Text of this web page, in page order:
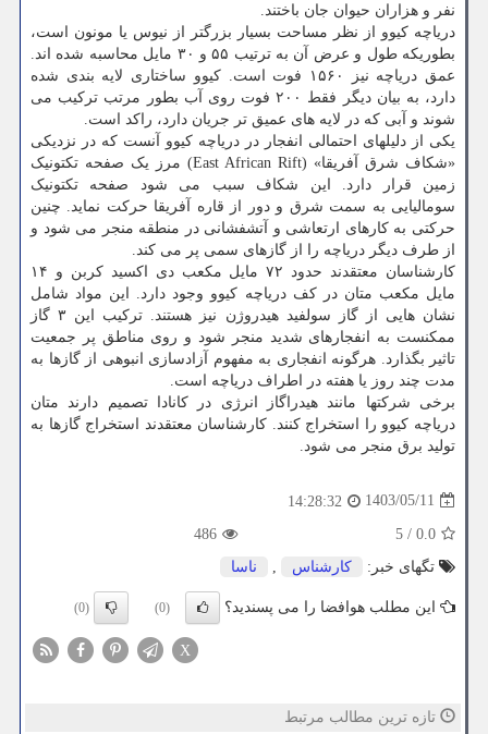
نفر و هزاران حیوان جان باختند.
دریاچه کیوو از نظر مساحت بسیار بزرگتر از نیوس یا مونون است،
بطوریکه طول و عرض آن به ترتیب ۵۵ و ۳۰ مایل محاسبه شده اند.
عمق دریاچه نیز ۱۵۶۰ فوت است. کیوو ساختاری لایه بندی شده
دارد، به بیان دیگر فقط ۲۰۰ فوت روی آب بطور مرتب ترکیب می
شوند و آبی که در لایه های عمیق تر جریان دارد، راکد است.
یکی از دلیلهای احتمالی انفجار در دریاچه کیوو آنست که در نزدیکی
«شکاف شرق آفریقا» (East African Rift) مرز یک صفحه تکتونیک
زمین قرار دارد. این شکاف سبب می شود صفحه تکتونیک
سومالیایی به سمت شرق و دور از قاره آفریقا حرکت نماید. چنین
حرکتی به کارهای ارتعاشی و آتشفشانی در منطقه منجر می شود و
از طرف دیگر دریاچه را از گازهای سمی پر می کند.
کارشناسان معتقدند حدود ۷۲ مایل مکعب دی اکسید کربن و ۱۴
مایل مکعب متان در کف دریاچه کیوو وجود دارد. این مواد شامل
نشان هایی از گاز سولفید هیدروژن نیز هستند. ترکیب این ۳ گاز
ممکنست به انفجارهای شدید منجر شود و روی مناطق پر جمعیت
تاثیر بگذارد. هرگونه انفجاری به مفهوم آزادسازی انبوهی از گازها به
مدت چند روز یا هفته در اطراف دریاچه است.
برخی شرکتها مانند هیدراگاز انرژی در کانادا تصمیم دارند متان
دریاچه کیوو را استخراج کنند. کارشناسان معتقدند استخراج گازها به
تولید برق منجر می شود.
1403/05/11
14:28:32
0.0
/
5
486
تگهای خبر:
كارشناس , ناسا
این مطلب هوافضا را می پسندید؟ (0)
(0)
X
تازه ترین مطالب مرتبط